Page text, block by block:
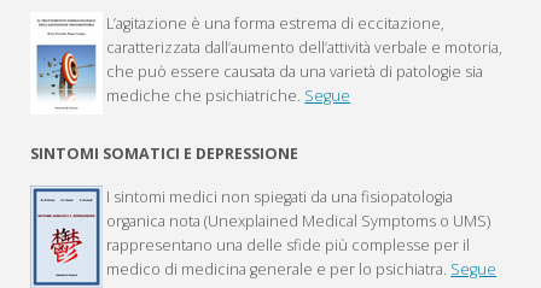
L’agitazione è una forma estrema di eccitazione,
caratterizzata dall’aumento dell’attività verbale e motoria,
che può essere causata da una varietà di patologie sia
mediche che psichiatriche. Segue
SINTOMI SOMATICI E DEPRESSIONE
I sintomi medici non spiegati da una fisiopatologia
organica nota (Unexplained Medical Symptoms o UMS)
rappresentano una delle sfide più complesse per il
medico di medicina generale e per lo psichiatra. Segue